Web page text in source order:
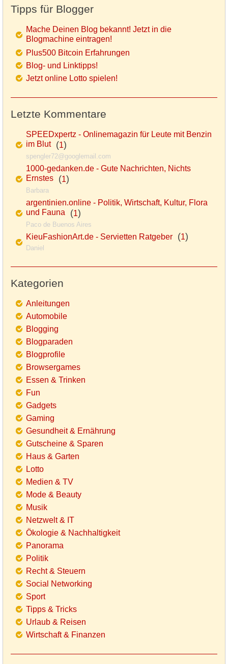
Tipps für Blogger
Mache Deinen Blog bekannt! Jetzt in die
Blogmachine eintragen!
Plus500 Bitcoin Erfahrungen
Blog- und Linktipps!
Jetzt online Lotto spielen!
Letzte Kommentare
SPEEDxpertz - Onlinemagazin für Leute mit Benzin
im Blut(1)
spengler72@googlemail.com
1000-gedanken.de - Gute Nachrichten, Nichts
Ernstes (1)
Barbara
argentinien.online - Politik, Wirtschaft, Kultur, Flora
und Fauna (1)
Paco de Buenos Aires
KieuFashionArt.de - Servietten Ratgeber (1)
Daniel
Kategorien
Anleitungen
Automobile
Blogging
Blogparaden
Blogprofile
Browsergames
Essen & Trinken
Fun
Gadgets
Gaming
Gesundheit & Ernährung
Gutscheine & Sparen
Haus & Garten
Lotto
Medien & TV
Mode & Beauty
Musik
Netzwelt & IT
Ökologie & Nachhaltigkeit
Panorama
Politik
Recht & Steuern
Social Networking
Sport
Tipps & Tricks
Urlaub & Reisen
Wirtschaft & Finanzen